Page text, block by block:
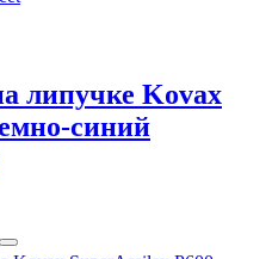
липучке Kovax
синий